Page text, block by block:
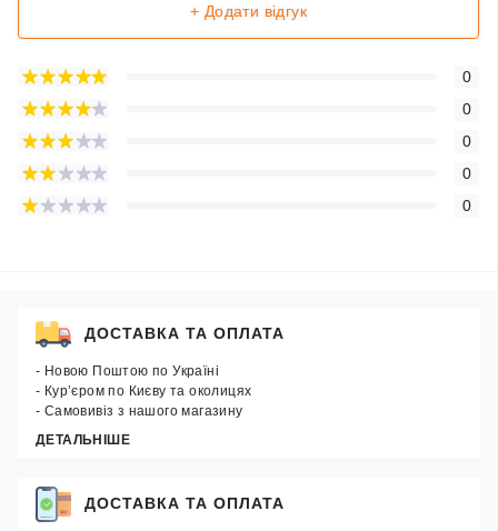
+ Додати відгук
0
0
0
0
0
ДОСТАВКА ТА ОПЛАТА
- Новою Поштою по Україні
- Кур’єром по Києву та околицях
- Самовивіз з нашого магазину
ДЕТАЛЬНІШЕ
ДОСТАВКА ТА ОПЛАТА